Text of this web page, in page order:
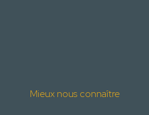
Mieux nous connaître